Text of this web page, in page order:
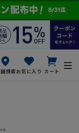
検索お気に入り カート